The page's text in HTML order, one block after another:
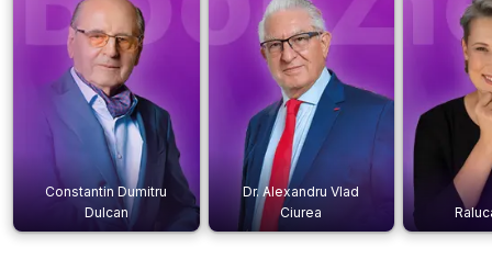
Constantin Dumitru
Dulcan
Dr. Alexandru Vlad
Ciurea